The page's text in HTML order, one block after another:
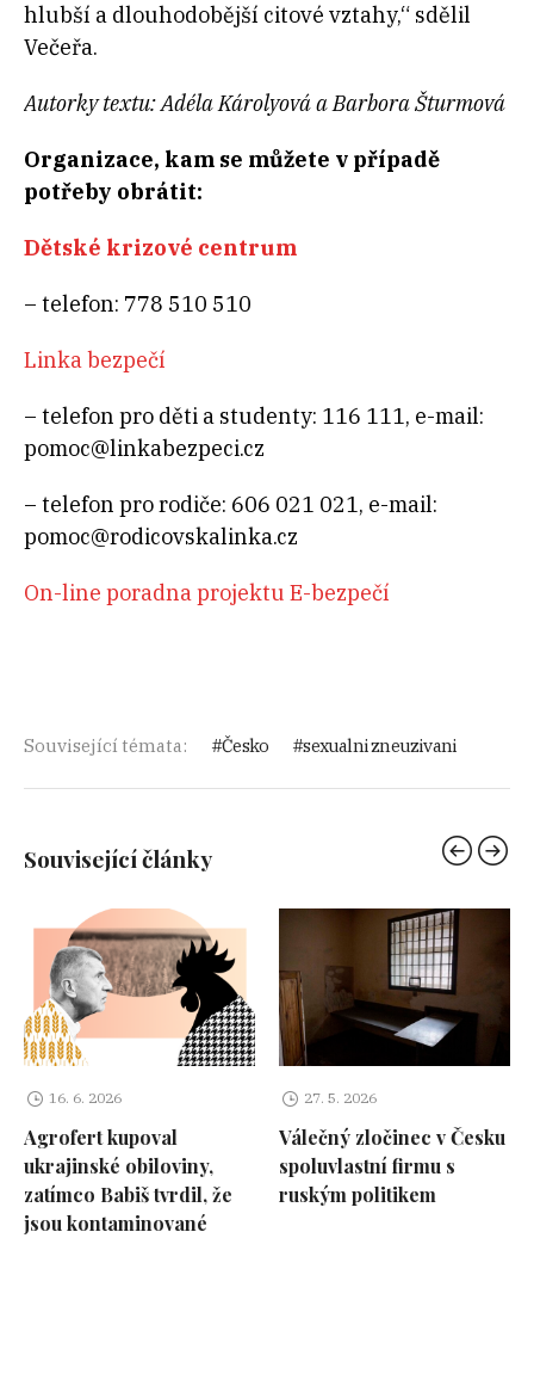
hlubší a dlouhodobější citové vztahy,“ sdělil
Večeřa.
Autorky textu: Adéla Károlyová a Barbora Šturmová
Organizace, kam se můžete v případě
potřeby obrátit:
Dětské krizové centrum
– telefon: 778 510 510
Linka bezpečí
– telefon pro děti a studenty: 116 111, e-mail:
pomoc@linkabezpeci.cz
– telefon pro rodiče: 606 021 021, e-mail:
pomoc@rodicovskalinka.cz
On-line poradna projektu E-bezpečí
Související témata: Česko sexualni zneuzivani
Související články
16. 6. 2026
Agrofert kupoval
ukrajinské obiloviny,
zatímco Babiš tvrdil, že
jsou kontaminované
27. 5. 2026
Válečný zločinec v Česku
spoluvlastní firmu s
ruským politikem